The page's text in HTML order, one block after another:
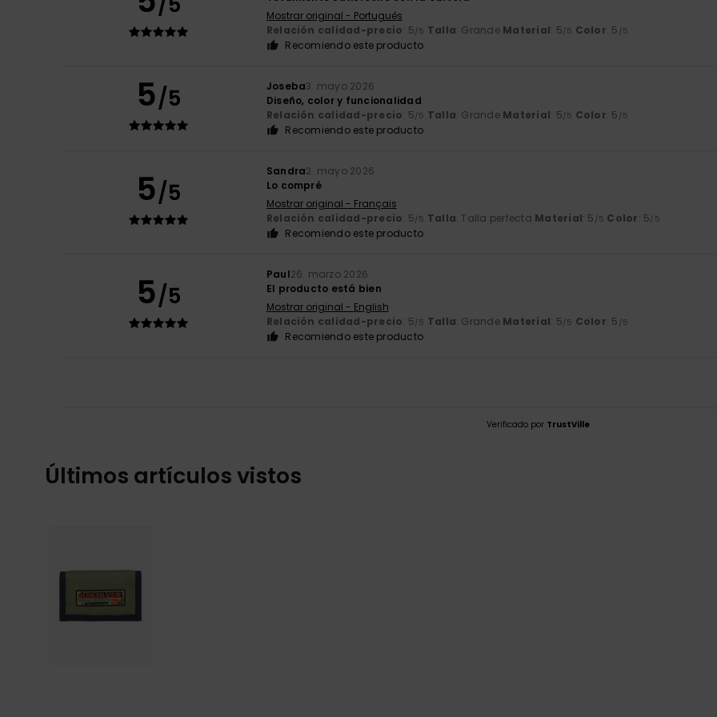
Mostrar original - Português
Relación calidad-precio: 5/5 Talla: Grande Material: 5/5 Color: 5 /5
Recomiendo este producto
5/5 Joseba3. mayo 2026
Diseño, color y funcionalidad
Relación calidad-precio: 5/5 Talla: Grande Material: 5/5 Color: 5 /5
Recomiendo este producto
5/5
Sandra2. mayo 2026
Lo compré
Mostrar original - Français
Relación calidad-precio: 5/5 Talla: Talla perfecta Material: 5 /5 Color: 5/5
Recomiendo este producto
5/5
Paul26. marzo 2026
El producto está bien
Mostrar original - English
Relación calidad-precio: 5/5 Talla: Grande Material: 5/5 Color: 5 /5
Recomiendo este producto
Verificado por TrustVille
Últimos artículos vistos